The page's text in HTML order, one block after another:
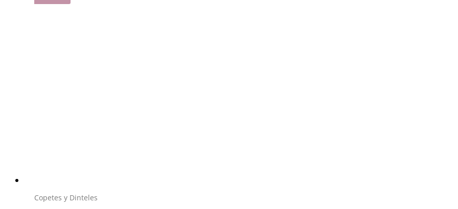
Copetes y Dinteles